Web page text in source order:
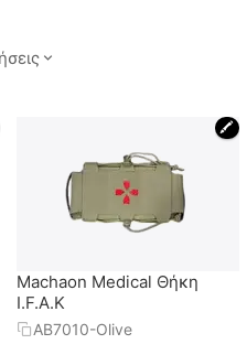
🖍
Machaon Medical Θήκη
I.F.A.K
AB7010-Olive